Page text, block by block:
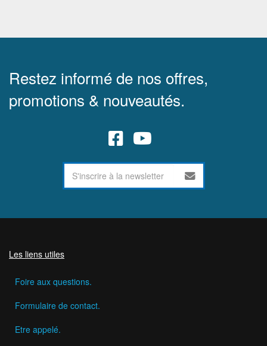
Restez informé de nos offres,
promotions & nouveautés.
Les liens utiles
Foire aux questions.
Formulaire de contact.
Etre appelé.